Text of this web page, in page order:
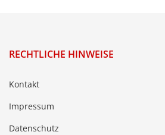
RECHTLICHE HINWEISE
Kontakt
Impressum
Datenschutz